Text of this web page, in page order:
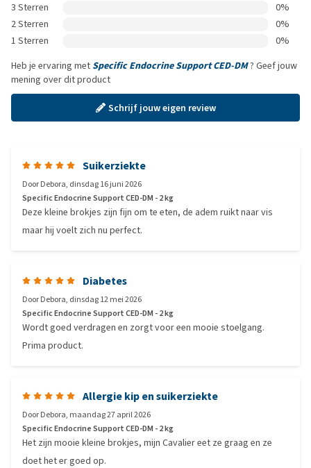
3 Sterren
0%
2 Sterren
0%
1 Sterren
0%
Heb je ervaring met Specific Endocrine Support CED-DM? Geef jouw
mening over dit product
Schrijf jouw eigen review
Suikerziekte
DoorDebora, dinsdag 16 juni 2026
Specific Endocrine Support CED-DM - 2 kg
Deze kleine brokjes zijn fijn om te eten, de adem ruikt naar vis
maar hij voelt zich nu perfect.
Diabetes
DoorDebora, dinsdag 12 mei 2026
Specific Endocrine Support CED-DM - 2 kg
Wordt goed verdragen en zorgt voor een mooie stoelgang.
Prima product.
Allergie kip en suikerziekte
DoorDebora, maandag 27 april 2026
Specific Endocrine Support CED-DM - 2 kg
Het zijn mooie kleine brokjes, mijn Cavalier eet ze graag en ze
doet het er goed op.